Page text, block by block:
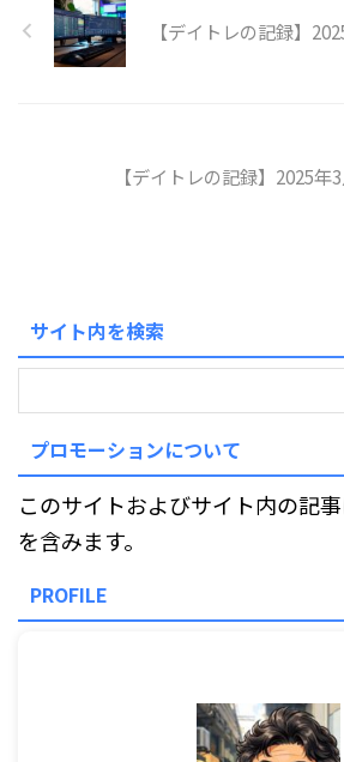
【デイトレの記録】
【デイトレの記録】2025年
サイト内を検索
プロモーションについて
このサイトおよびサイト内の記
を含みます。
PROFILE